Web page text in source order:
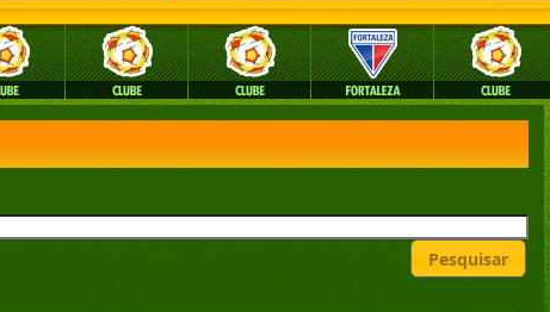
Pesquisar